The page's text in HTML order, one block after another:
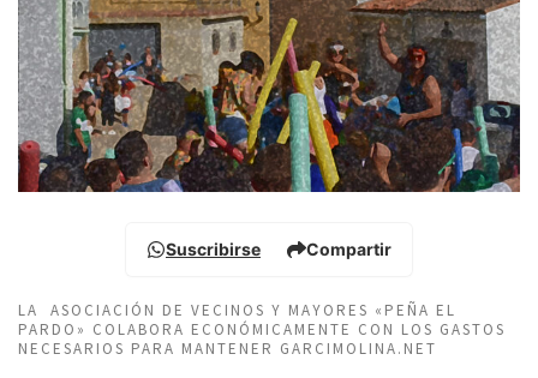
Suscribirse Compartir
LA ASOCIACIÓN DE VECINOS Y MAYORES «PEÑA EL
PARDO» COLABORA ECONÓMICAMENTE CON LOS GASTOS
NECESARIOS PARA MANTENER GARCIMOLINA.NET